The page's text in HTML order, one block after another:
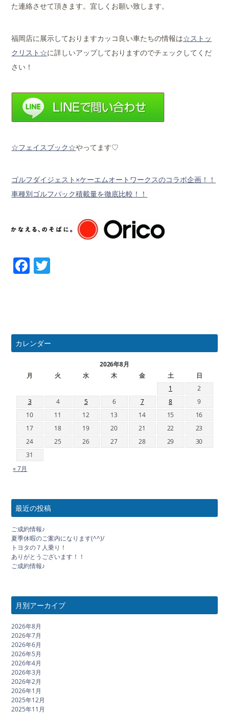
た連絡させて頂きます。宜しくお願い致します。
福岡店に展示しておりますカッコ良い車たちの情報は☆ストッ
クリスト☆に詳しいアップしておりますのでチェックしてくだ
さい！
☆フェイスブック☆やってます♡
ゴルフダイジェスト×ケーエムオートワークスのコラボ企画！！
車種別ゴルフバック積載量を徹底比較！！
Facebook
カレンダー
2026年8月
月
火 水 木 金 土
日
1
2
3
4 5 6 7 8
9
10
11 12 13 14 15
16
17
18 19 20 21 22
23
24
25 26 27 28 29
30
31
« 7月
最近の投稿
ご成約情報♪
夏季休暇のご案内になります(^^)/
トヨタの７人乗り！
ありがとうございます！！
ご成約情報♪
月別アーカイブ
2026年8月
2026年7月
2026年6月
2026年5月
2026年4月
2026年3月
2026年2月
2026年1月
2025年12月
2025年11月